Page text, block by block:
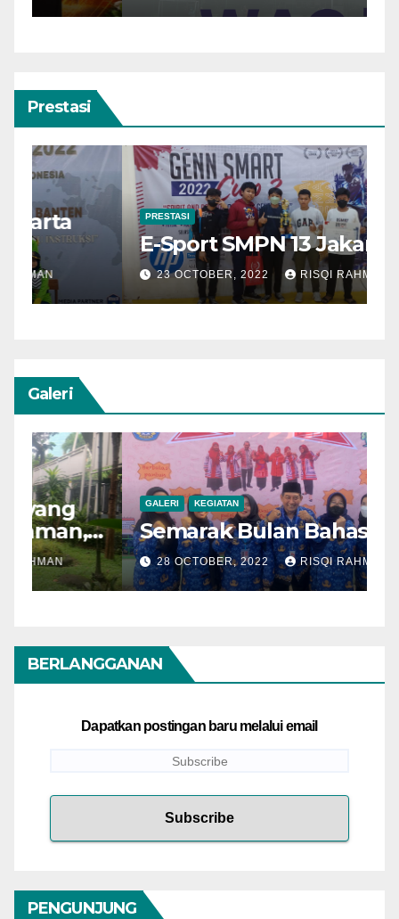
Prestasi
PRESTASI
E-Sport SMPN 13 Jakarta
23 OCTOBER, 2022 RISQI RAHMAN
Galeri
GALERI KEGIATAN
Semarak Bulan Bahasa
28 OCTOBER, 2022 RISQI RAHMAN
BERLANGGANAN
Dapatkan postingan baru melalui email
PENGUNJUNG